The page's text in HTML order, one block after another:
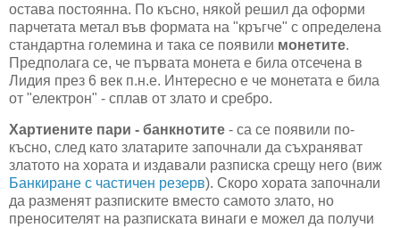
остава постоянна. По късно, някой решил да оформи
парчетата метал във формата на "кръгче" с определена
стандартна големина и така се появили монетите.
Предполага се, че първата монета е била отсечена в
Лидия през 6 век п.н.е. Интересно е че монетата е била
от "електрон" - сплав от злато и сребро.
Хартиените пари - банкнотите - са се появили по-
късно, след като златарите започнали да съхраняват
златото на хората и издавали разписка срещу него (виж
Банкиране с частичен резерв). Скоро хората започнали
да разменят разписките вместо самото злато, но
преносителят на разписката винаги е можел да получи